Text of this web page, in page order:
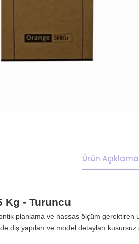
Ürün
Kg - Turuncu
planlama ve hassas ölçüm
diş yapıları ve model detayları